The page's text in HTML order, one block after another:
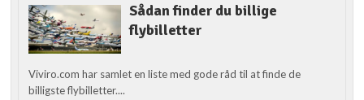
Sådan finder du billige
flybilletter
Viviro.com har samlet en liste med gode råd til at finde de
billigste flybilletter....